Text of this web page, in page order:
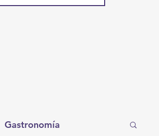
Gastronomía